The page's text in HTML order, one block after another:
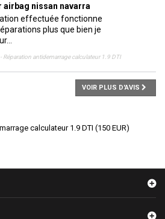
nissan navarra
effectuée fonctionne
plus que bien je
Réparation antidemarrage calculateur 1.9 DTI
VOIR PLUS D'AVIS
calculateur 1.9 DTI (150 EUR)